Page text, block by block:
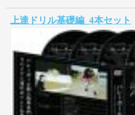
上達ドリル基礎編_4本セット